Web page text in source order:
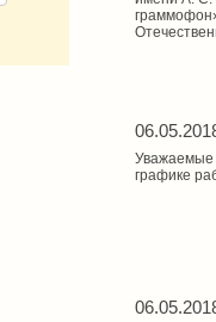
Уважаемые
графике